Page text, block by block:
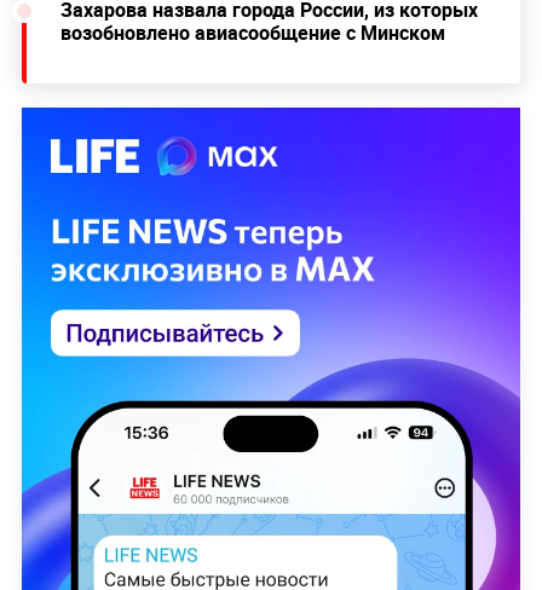
Захарова назвала города России, из которых
возобновлено авиасообщение с Минском